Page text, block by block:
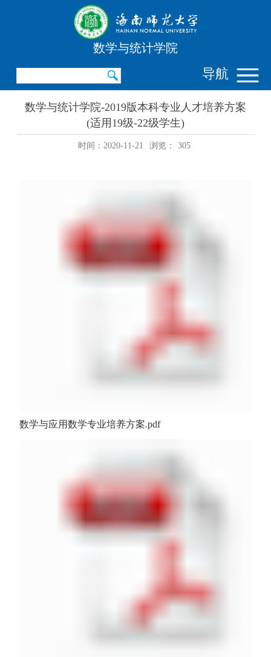
数学与统计学院
导航
数学与统计学院-2019版本科专业人才培养方案
(适用19级-22级学生)
时间：2020-11-21 浏览： 305
数学与应用数学专业培养方案.pdf